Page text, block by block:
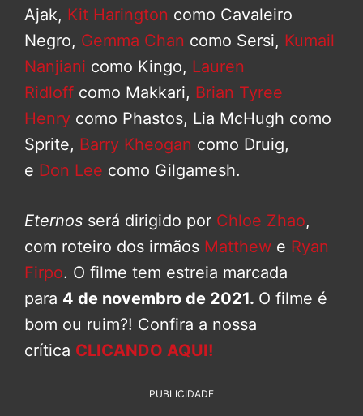
Ajak, Kit Harington como Cavaleiro
Negro, Gemma Chan como Sersi, Kumail
Nanjiani como Kingo, Lauren
Ridloff como Makkari, Brian Tyree
Henry como Phastos, Lia McHugh como
Sprite, Barry Kheogan como Druig,
e Don Lee como Gilgamesh.
Eternos será dirigido por Chloe Zhao,
com roteiro dos irmãos Matthew e Ryan
Firpo. O filme tem estreia marcada
para 4 de novembro de 2021. O filme é
bom ou ruim?! Confira a nossa
crítica CLICANDO AQUI!
PUBLICIDADE